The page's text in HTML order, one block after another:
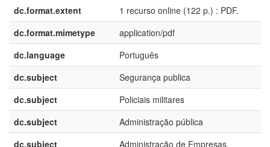
dc.format.extent
1 recurso online (122 p.) : PDF.
dc.format.mimetype
application/pdf
dc.language
Português
dc.subject
Segurança publica
dc.subject
Policiais militares
dc.subject
Administração pública
dc.subject
Administração de Empresas